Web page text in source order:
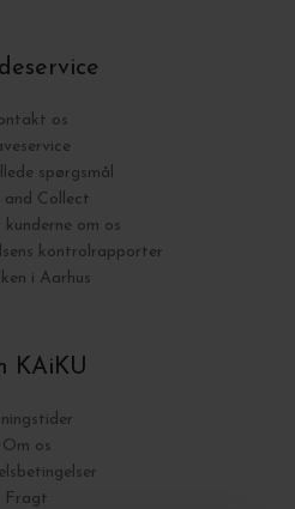
os
spørgsmål
and Collect
kunderne om os
kontrolrapporter
i Aarhus
KAiKU
Om os
Fragt